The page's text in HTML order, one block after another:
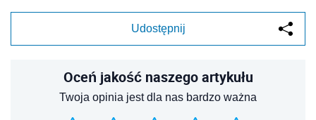
Udostępnij
Oceń jakość naszego artykułu
Twoja opinia jest dla nas bardzo ważna